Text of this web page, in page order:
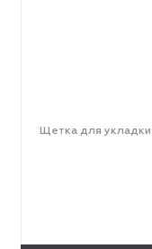
Щетка для укладки